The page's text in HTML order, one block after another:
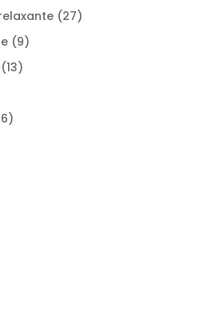
produits
2727
99
1313
16